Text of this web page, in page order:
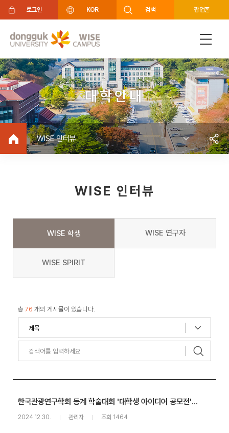
주메뉴 바로가기
푸터 바로가기
로그인 KOR 검색 팝업존
대학안내
WISE 인터뷰
WISE 인터뷰
WISE 학생 WISE 연구자
WISE SPIRIT
총 76 개의 게시물이 있습니다.
한국관광연구학회 동계 학술대회 '대학생 아이디어 공모전' 대상 수상, 동아리 '청바지‘
2024.12.30. 관리자 조회 1464